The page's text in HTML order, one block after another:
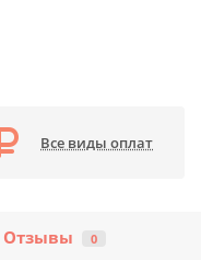
Все виды оплат
Отзывы 0